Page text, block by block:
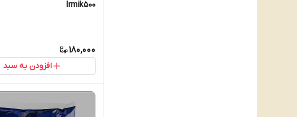
Irmik۵۰۰
180,000
افزودن به سبد